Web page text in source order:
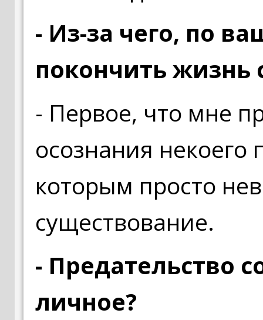
- Из-за чего, по
покончить жизнь
- Первое, что мне
осознания некоего
которым просто
существование.
- Предательство
личное?